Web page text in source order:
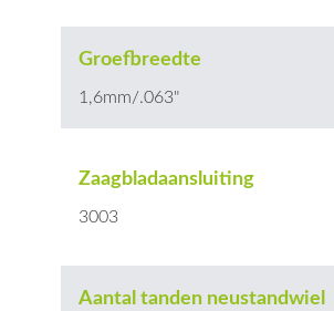
Groefbreedte
1,6mm/.063"
Zaagbladaansluiting
3003
Aantal tanden neustandwiel